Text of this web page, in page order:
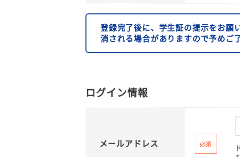
登録完了後に、学生証の提示をお願
消される場合がありますので予めご
ログイン情報
メールアドレス 必須